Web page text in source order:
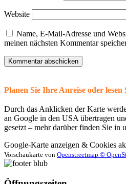
Website
Name, E-Mail-Adresse und
meinen nächsten Kommentar
Planen Sie Ihre Anreise oder lesen
Durch das Anklicken der Karte
an Google in den USA übertragen
gesetzt – mehr darüber finden Sie in
Google-Karte anzeigen & Cookies
Vorschaukarte von Openstreetmap ©